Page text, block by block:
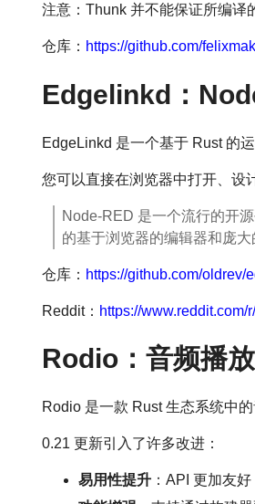
注意：Thunk 并不能保证所编译
仓库： https://github.com/
Edgelinkd：
EdgeLinkd 是一个基于 Rust 的
您可以直接在浏览器中打开、设
Node-RED 是一个流行的开
的基于浏览器的编辑器和庞
仓库： https://github.com/oldrev/
Reddit： https://
Rodio：音频播
Rodio 是一款 Rust 生态系统中
0.21 更新引入了许多改进：
易用性提升 ：API 更加友